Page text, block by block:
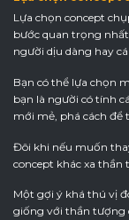
Lựa chọn concept
bước quan trọng
người dịu dàng hay
Bạn có thể lựa chọn
bạn là người có tính
mới mẻ, phá cách để
Đôi khi nếu muốn
concept khác xa thần
Một gợi ý khá thú vị
giống với thần tượng